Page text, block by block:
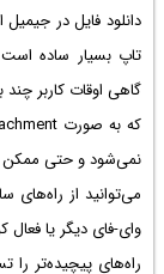
دانلود فایل در جیمیل
تاپ بسیار ساده
گاهی اوقات کاربر
نمی‌شود و حتی ممکن
می‌توانید از
وای-فای دیگر یا
راه‌های پیچیده‌تر را